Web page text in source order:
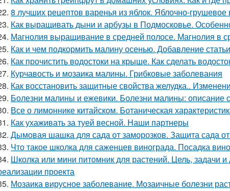
8 лучших рецептов варенья из яблок. Яблочно-грушевое
Как выращивать дыни и арбузы в Подмосковье.
Магнолия выращивание в средней полосе. Магнолия в
Как и чем подкормить малину осенью. Добавление
Как прочистить водостоки на крыше. Как сделать
Курчавость и мозаика малины. Грибковые заболевания
Как восстановить защитные свойства желудка..
Болезни малины и ежевики. Болезни малины: описание
Все о лимоннике китайском. Ботаническая
Как ухаживать за туей весной. Наши партнеры
Дымовая шашка для сада от заморозков. Защита сада
Что такое школка для саженцев винограда. Посадка
Школка или мини питомник для растений. Цель, задачи
проекта
Мозаика вирусное заболевание. Мозаичные болезни